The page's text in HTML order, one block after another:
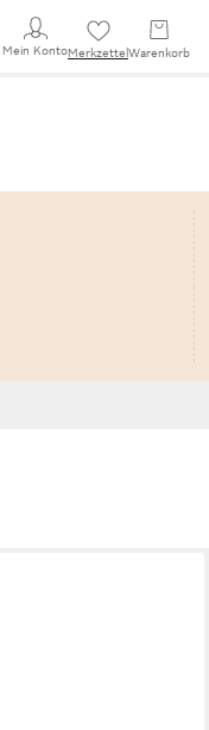
Mein KontoMerkzettel Warenkorb